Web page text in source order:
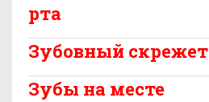
рта
Зубовный скрежет
Зубы на месте